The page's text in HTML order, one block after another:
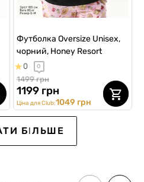
Футболка Oversize Unisex,
чорний, Honey Resort
0 0
1499 грн
1199 грн
Ціна для Club:1049 грн
SALE -30%
SALE -20%
SALE -20%
БІЛЬШЕ